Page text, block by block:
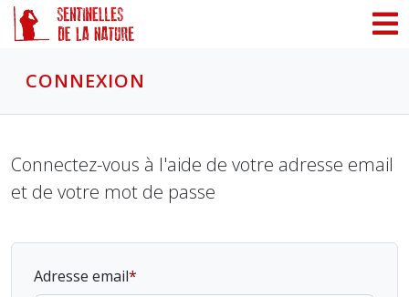
CONNEXION
Connectez-vous à l'aide de votre adresse email
et de votre mot de passe
Adresse email
Panneau de gestion des cookies